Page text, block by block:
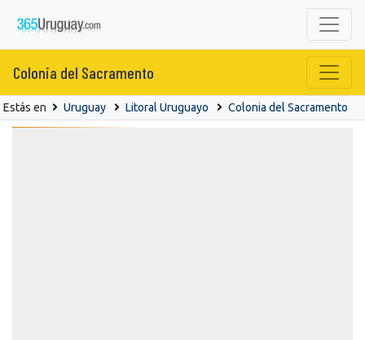
Colonia del Sacramento
Estás en Uruguay Litoral Uruguayo Colonia del Sacramento